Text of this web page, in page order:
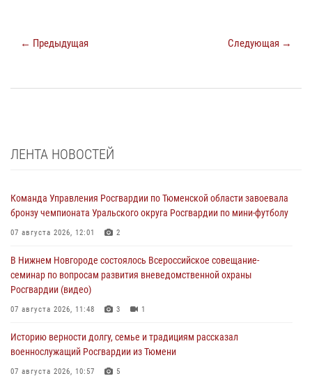
← Предыдущая Следующая →
ЛЕНТА НОВОСТЕЙ
Команда Управления Росгвардии по Тюменской области завоевала
бронзу чемпионата Уральского округа Росгвардии по мини-футболу
07 августа 2026, 12:01 2
В Нижнем Новгороде состоялось Всероссийское совещание-
семинар по вопросам развития вневедомственной охраны
Росгвардии (видео)
07 августа 2026, 11:48 3 1
Историю верности долгу, семье и традициям рассказал
военнослужащий Росгвардии из Тюмени
07 августа 2026, 10:57 5